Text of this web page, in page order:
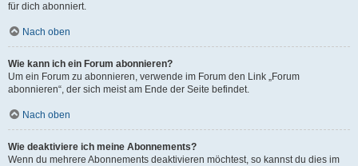
für dich abonniert.
Nach oben
Wie kann ich ein Forum abonnieren?
Um ein Forum zu abonnieren, verwende im Forum den Link „Forum
abonnieren“, der sich meist am Ende der Seite befindet.
Nach oben
Wie deaktiviere ich meine Abonnements?
Wenn du mehrere Abonnements deaktivieren möchtest, so kannst du dies im